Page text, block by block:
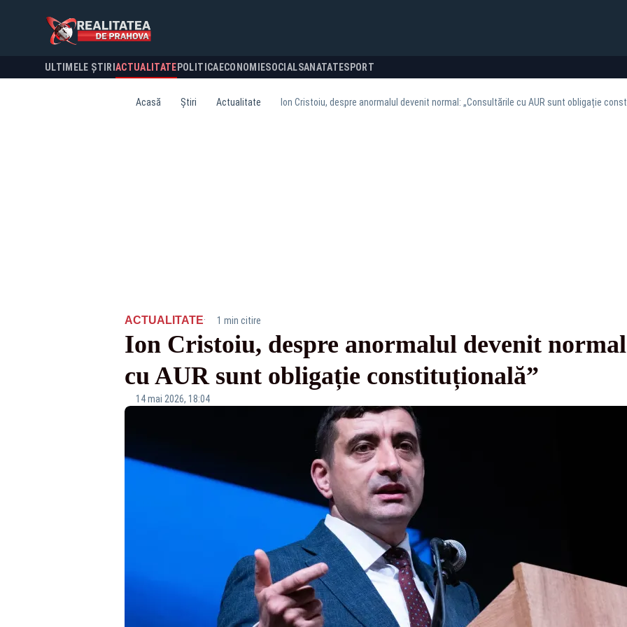
ULTIMELE ȘTIRI ACTUALITATE POLITICA ECONOMIESOCIALSANATATESPORT
Acasă Știri Actualitate Ion Cristoiu, despre anormalul devenit normal: „Consultările cu AUR sunt obligație
ACTUALITATE· 1 min citire
Ion Cristoiu, despre anormalul devenit
cu AUR sunt obligație constituțională”
14 mai 2026, 18:04